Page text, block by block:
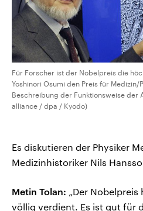
Für Forscher ist der Nobelpreis die
Yoshinori Osumi den Preis für Medizin/
Beschreibung der Funktionsweise der
alliance / dpa / Kyodo)
Es diskutieren der Physiker
Medizinhistoriker Nils
Metin Tolan: „Der
völlig verdient. Es ist gut für